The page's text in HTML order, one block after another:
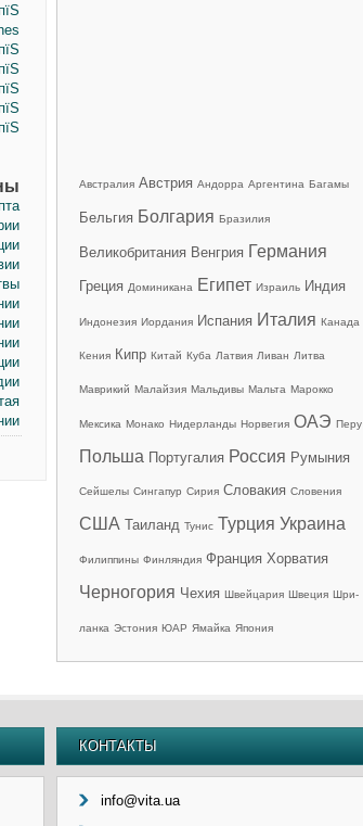
Австралия Австрия Андорра Аргентина Багамы
Бельгия Болгария Бразилия
Великобритания Венгрия Германия
Греция Доминикана Египет Израиль Индия
Индонезия Иордания Испания Италия Канада
Кения Кипр Китай Куба Латвия Ливан Литва
Маврикий Малайзия Мальдивы Мальта Марокко
Мексика Монако Нидерланды Норвегия ОАЭ Перу
Польша Португалия Россия Румыния
Сейшелы Сингапур Сирия Словакия Словения
США Таиланд Тунис Турция Украина
Филиппины Финляндия Франция Хорватия
Черногория Чехия Швейцария Швеция Шри-
ланка Эстония ЮАР Ямайка Япония
КОНТАКТЫ
info@vita.ua